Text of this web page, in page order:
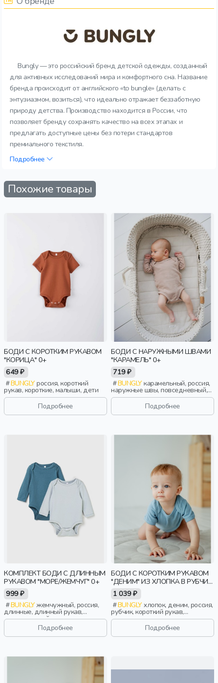
Bungly — это российский бренд детской одежды, созданный
для активных исследований мира и комфортного сна. Название
бренда происходит от английского «to bungle» (делать с
энтузиазмом, возиться), что идеально отражает беззаботную
природу детства. Производство находится в России, что
позволяет бренду сохранять качество на всех этапах и
предлагать доступные цены без потери стандартов
премиального текстиля.
Подробнее
Похожие товары
БОДИ С КОРОТКИМ РУКАВОМ
"КОРИЦА" 0+
649 ₽
BUNGLYроссия, короткий
рукав, короткие, малыши, дети
Подробнее
БОДИ С НАРУЖНЫМИ ШВАМИ
"КАРАМЕЛЬ" 0+
719 ₽
BUNGLYкарамельный, россия,
наружные швы, повседневный,
новорожденные, дети
Подробнее
КОМПЛЕКТ БОДИ С ДЛИННЫМ
РУКАВОМ "МОРЕ/ЖЕМЧУГ" 0+
999 ₽
BUNGLYжемчужный, россия,
длинные, длинный рукав,
повседневный, малыши, дети
Подробнее
БОДИ С КОРОТКИМ РУКАВОМ
"ДЕНИМ" ИЗ ХЛОПКА В РУБЧИК
0+
1 039 ₽
BUNGLYхлопок, деним, россия,
рубчик, короткий рукав,
короткие, малыши, дети
Подробнее